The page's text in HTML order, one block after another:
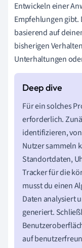
Entwickeln einer
Empfehlungen gibt.
basierend auf
bisherigen
Unterhaltungen
Für ein solches
erforderlich.
identifizieren,
Nutzer sammeln
Standortdaten,
Tracker für die
musst du einen
Daten analysiert
generiert.
auf